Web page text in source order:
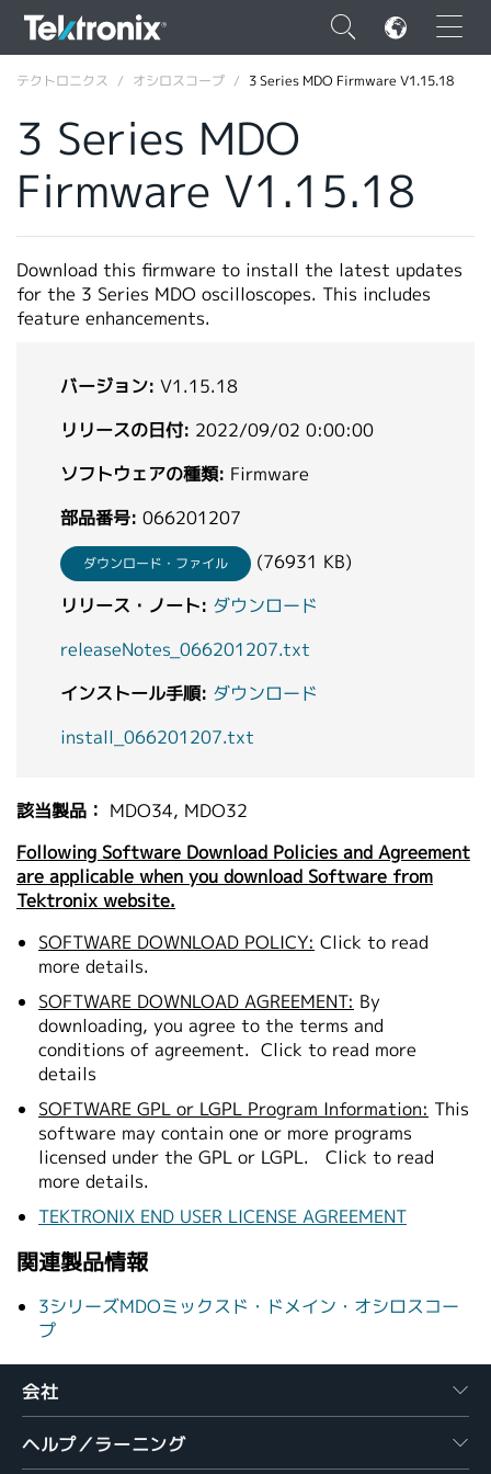
×
ENGLISH
DEUTSCH
简体中文
日本語
韓国語
繁體中文
テクトロニクス オシロスコープ 3 Series MDO Firmware V1.15.18
3 Series MDO
Firmware V1.15.18
Download this firmware to install the latest updates
for the 3 Series MDO oscilloscopes. This includes
feature enhancements.
バージョン: V1.15.18
リリースの日付: 2022/09/02 0:00:00
ソフトウェアの種類: Firmware
部品番号: 066201207
ダウンロード・ファイル
(76931 KB)
リリース・ノート: ダウンロード
releaseNotes_066201207.txt
インストール手順: ダウンロード
install_066201207.txt
該当製品： MDO34, MDO32
Following Software Download Policies and Agreement
are applicable when you download Software from
Tektronix website.
SOFTWARE DOWNLOAD POLICY: Click to read
more details.
SOFTWARE DOWNLOAD AGREEMENT: By
downloading, you agree to the terms and
conditions of agreement. Click to read more
details
SOFTWARE GPL or LGPL Program Information: This
software may contain one or more programs
licensed under the GPL or LGPL.
Click to read
more details.
TEKTRONIX END USER LICENSE AGREEMENT
関連製品情報
3シリーズMDOミックスド・ドメイン・オシロスコー
プ
会社
ヘルプ／ラーニング